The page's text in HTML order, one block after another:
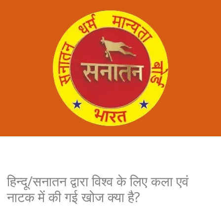
हिन्दू/सनातन द्वारा विश्व के लिए कला एवं
नाटक में की गई खोज क्या है?